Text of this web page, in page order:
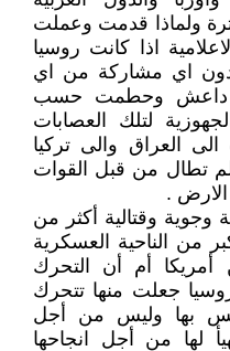
ولماذا قدمت وعملت
اذا كانت روسيا
اي مشاركة من اي
داعش وحطمت حسب
لتلك العصابات
العراق والى تركيا
لم تطال من قبل القوات
.
وجوية وقتالية أكثر من
من الناحية العسكرية
أمريكا أم أن التحرك
جعلت منها تتحرك
بها وليس من أجل
لها من أجل انجاحها